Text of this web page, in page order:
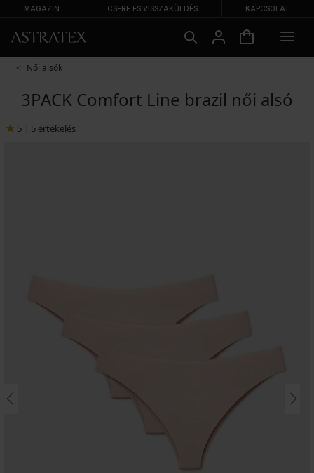
MAGAZIN CSERE ÉS VISSZAKÜLDÉS KAPCSOLAT
Női alsók
3PACK Comfort Line brazil női alsó
5 5 értékelés